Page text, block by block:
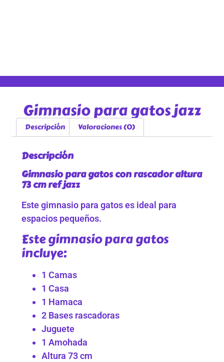
Gimnasio para gatos jazz
Descripción Valoraciones (0)
Descripción
Gimnasio para gatos con rascador altura
73 cm ref jazz
Este gimnasio para gatos es ideal para
espacios pequeños.
Este gimnasio para gatos
incluye:
1 Camas
1 Casa
1 Hamaca
2 Bases rascadoras
Juguete
1 Amohada
Altura 73 cm